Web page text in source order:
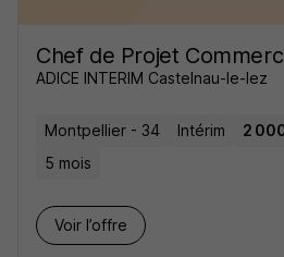
Chef de Projet
ADICE INTERIM Castelnau-le-lez
Montpellier - 34 Intérim
2
5 mois
Voir l’offre